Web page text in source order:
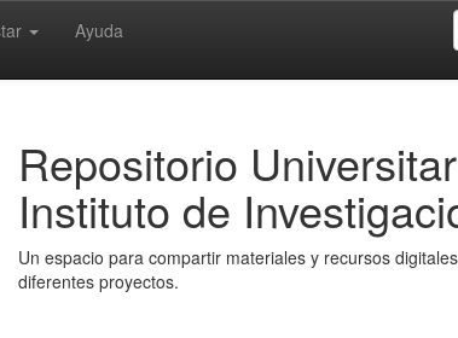
Ayuda
Repositorio
Instituto de
Un espacio para compartir materiales y recursos
diferentes proyectos.